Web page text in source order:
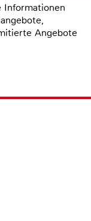
Angebote